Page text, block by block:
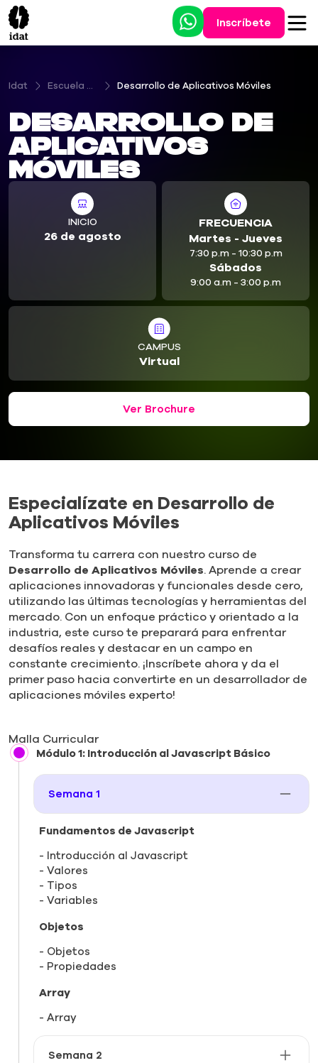
Inscríbete
Idat Escuela Digital Tecnológica Desarrollo de Aplicativos Móviles
Desarrollo de
Aplicativos
Móviles
INICIO
26 de agosto
FRECUENCIA
Martes - Jueves
7:30 p.m - 10:30 p.m
Sábados
9:00 a.m - 3:00 p.m
CAMPUS
Virtual
Ver Brochure
Especialízate en Desarrollo de
Aplicativos Móviles
Transforma tu carrera con nuestro curso de
Desarrollo de Aplicativos Móviles. Aprende a crear
aplicaciones innovadoras y funcionales desde cero,
utilizando las últimas tecnologías y herramientas del
mercado. Con un enfoque práctico y orientado a la
industria, este curso te preparará para enfrentar
desafíos reales y destacar en un campo en
constante crecimiento. ¡Inscríbete ahora y da el
primer paso hacia convertirte en un desarrollador de
aplicaciones móviles experto!
Malla Curricular
Módulo 1: Introducción al Javascript Básico
Semana 1
Fundamentos de Javascript
Introducción al Javascript
Valores
Tipos
Variables
Objetos
Objetos
Propiedades
Array
Array
Semana 2